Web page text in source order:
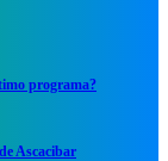
programa?
Ascacibar